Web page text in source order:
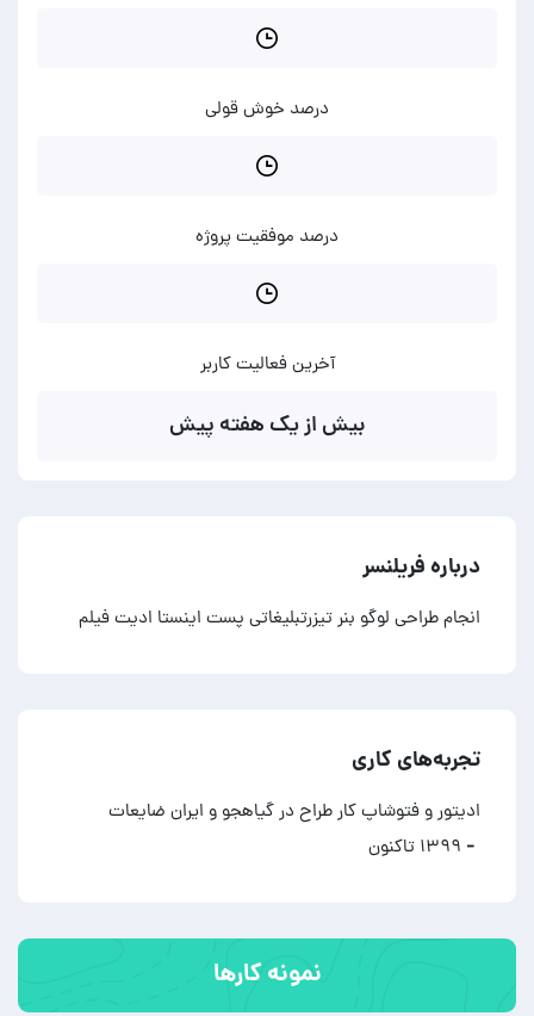
درصد خوش قولی
درصد موفقیت پروژه
آخرین فعالیت کاربر
بیش از یک هفته پیش
درباره فریلنسر
انجام طراحی لوگو بنر تیزرتبلیغاتی پست اینستا ادیت فیلم
تجربه‌های کاری
ادیتور و فتوشاپ کار طراح در گیاهجو و ایران ضایعات
- ۱۳۹۹ تاکنون
نمونه کارها